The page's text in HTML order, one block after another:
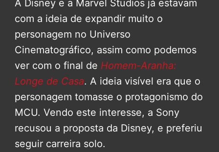
A Disney e a Marvel Studios já estavam
com a ideia de expandir muito o
personagem no Universo
Cinematográfico, assim como podemos
ver com o final de Homem-Aranha:
Longe de Casa. A ideia visível era que o
personagem tomasse o protagonismo do
MCU. Vendo este interesse, a Sony
recusou a proposta da Disney, e preferiu
seguir carreira solo.